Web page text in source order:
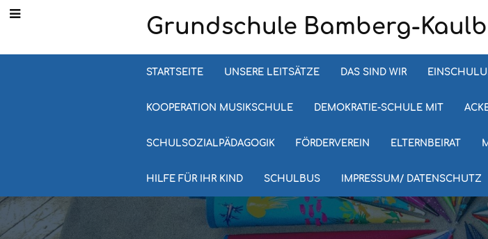
Grundschule Bamberg-
STARTSEITE UNSERE LEITSÄTZE DAS SIND WIR
KOOPERATION MUSIKSCHULE DEMOKRATIE-SCHULE MIT
SCHULSOZIALPÄDAGOGIK FÖRDERVEREIN ELTERNBEIRAT
HILFE FÜR IHR KIND SCHULBUS IMPRESSUM/ DATENSCHUTZ